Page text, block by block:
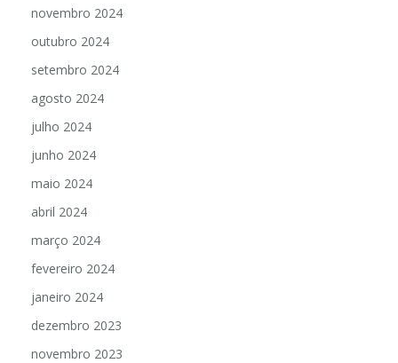
novembro 2024
outubro 2024
setembro 2024
agosto 2024
julho 2024
junho 2024
maio 2024
abril 2024
março 2024
fevereiro 2024
janeiro 2024
dezembro 2023
novembro 2023